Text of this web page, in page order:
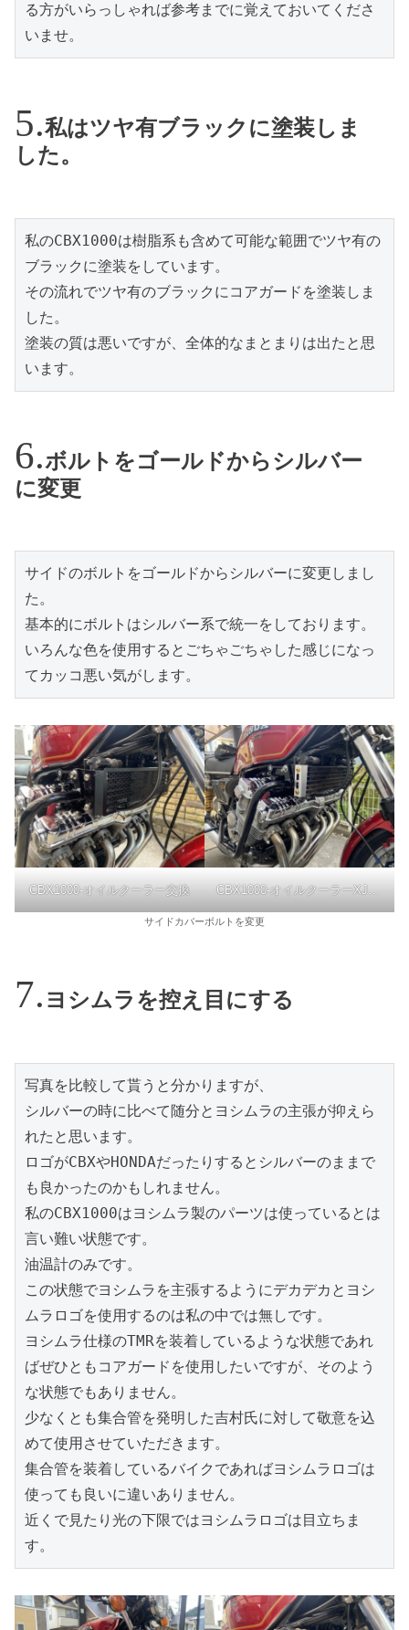
る方がいらっしゃれば参考までに覚えておいてくださ
いませ。
私はツヤ有ブラックに塗装しま
した。
私のCBX1000は樹脂系も含めて可能な範囲でツヤ有の
ブラックに塗装をしています。
その流れでツヤ有のブラックにコアガードを塗装しま
した。
塗装の質は悪いですが、全体的なまとまりは出たと思
います。
ボルトをゴールドからシルバー
に変更
サイドのボルトをゴールドからシルバーに変更しまし
た。
基本的にボルトはシルバー系で統一をしております。
いろんな色を使用するとごちゃごちゃした感じになっ
てカッコ悪い気がします。
CBX1000-オイルクーラー交換 CBX1000-オイルクーラーXJR1300
サイドカバーボルトを変更
ヨシムラを控え目にする
写真を比較して貰うと分かりますが、
シルバーの時に比べて随分とヨシムラの主張が抑えら
れたと思います。
ロゴがCBXやHONDAだったりするとシルバーのままで
も良かったのかもしれません。
私のCBX1000はヨシムラ製のパーツは使っているとは
言い難い状態です。
油温計のみです。
この状態でヨシムラを主張するようにデカデカとヨシ
ムラロゴを使用するのは私の中では無しです。
ヨシムラ仕様のTMRを装着しているような状態であれ
ばぜひともコアガードを使用したいですが、そのよう
な状態でもありません。
少なくとも集合管を発明した吉村氏に対して敬意を込
めて使用させていただきます。
集合管を装着しているバイクであればヨシムラロゴは
使っても良いに違いありません。
近くで見たり光の下限ではヨシムラロゴは目立ちま
す。